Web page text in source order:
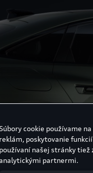
cookie používame
reklám, poskytovanie
používaní našej stránky
partnermi.